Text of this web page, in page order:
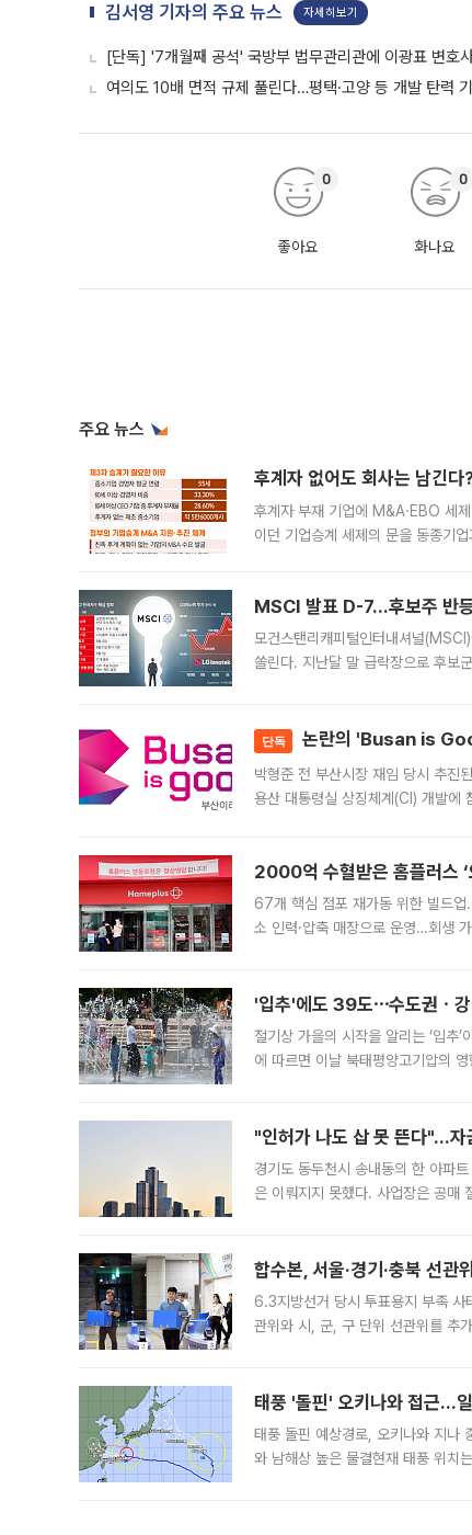
김서영 기자의 주요 뉴스 자세히보기
[단독] '7개월째 공석' 국방부 법무관리관에 이광표 변호
여의도 10배 면적 규제 풀린다…평택·고양 등 개발 탄력
좋아요
0
화나요
0
주요 뉴스
후계자 없어도 회사는 남긴
후계자 부재 기업에 M&A·EBO 세
이던 기업승계 세제의 문을 동종기
MSCI 발표 D-7…후보주 반
모건스탠리캐피털인터내셔널
쏠린다. 지난달 말 급락장으로 후보
단독 논란의 'Busan is
박형준 전 부산시장 재임 당시 추진
용산 대통령실 상징체계(CI) 개발에
2000억 수혈받은 홈플러스 ‘
67개 핵심 점포 재가동 위한 빌드업
소 인력·압축 매장으로 운영…회생
'입추'에도 39도⋯수도권ㆍ
절기상 가을의 시작을 알리는 ‘입추
에 따르면 이날 북태평양고기압의
"인허가 나도 삽 못 뜬다"…
경기도 동두천시 송내동의 한 아파
은 이뤄지지 못했다. 사업장은 공
합수본, 서울·경기·충북 선관
6.3지방선거 당시 투표용지 부족 사
관위와 시, 군, 구 단위 선관위를 추
태풍 '돌핀' 오키나와 접근…
태풍 돌핀 예상경로, 오키나와 지나
와 남해상 높은 물결현재 태풍 위치